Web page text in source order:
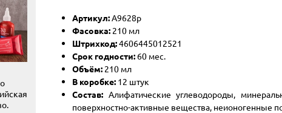
Артикул:A9628p
Фасовка: 210 мл
Штрихкод:4606445012521
Срок годности: 60 мес.
Объём: 210 мл
В коробке: 12 штук
Состав: Алифатические углеводороды,
поверхностно-активные вещества, неионогенные